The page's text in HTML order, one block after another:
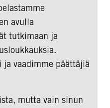
avulla
tutkimaan ja
ja vaadimme päättäjiä
mutta vain sinun